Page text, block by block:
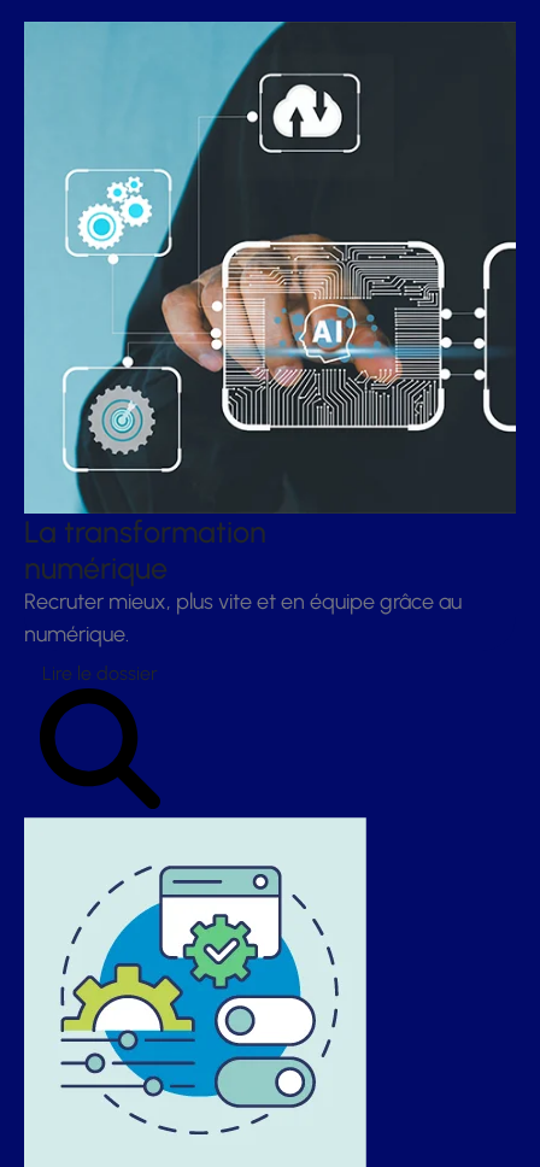
La transformation
numérique
Recruter mieux, plus vite et en équipe grâce au
numérique.
Lire le dossier